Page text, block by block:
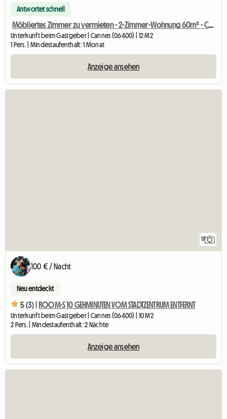
Antwortet schnell
Möbliertes Zimmer zu vermieten - 2-Zimmer-Wohnung 60m² - Cannes
Unterkunft beim Gastgeber | Cannes (06400) | 12 M2
1 Pers. | Mindestaufenthalt: 1 Monat
Anzeige ansehen
17
100 € / Nacht
Neu entdeckt
5 (3) | ROOM-S 10 GEHMINUTEN VOM STADTZENTRUM ENTFERNT
Unterkunft beim Gastgeber | Cannes (06400) | 10 M2
2 Pers. | Mindestaufenthalt: 2 Nächte
Anzeige ansehen